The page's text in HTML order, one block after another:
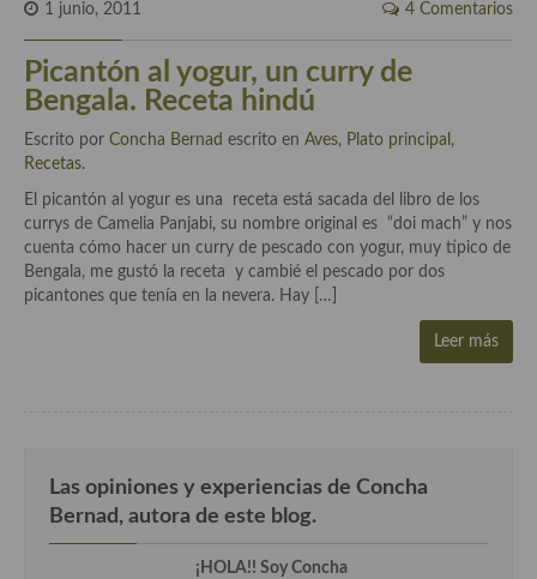
Cocina de Hawái
Cocina de Madagascar
Cocina Africana
Cocina Sudafrinaca
Cocina del Congo
Cocina Sefardí
Cocina Andaluza
1 junio, 2011 4 Comentarios
Picantón al yogur, un curry de
Bengala. Receta hindú
Escrito por Concha Bernad escrito en Aves, Plato principal ,
Recetas.
El picantón al yogur es una receta está sacada del libro de los
currys de Camelia Panjabi, su nombre original es “doi mach” y nos
cuenta cómo hacer un curry de pescado con yogur, muy típico de
Bengala, me gustó la receta y cambié el pescado por dos
picantones que tenía en la nevera. Hay […]
Leer más
Las opiniones y experiencias de Concha
Bernad, autora de este blog.
¡HOLA!! Soy Concha